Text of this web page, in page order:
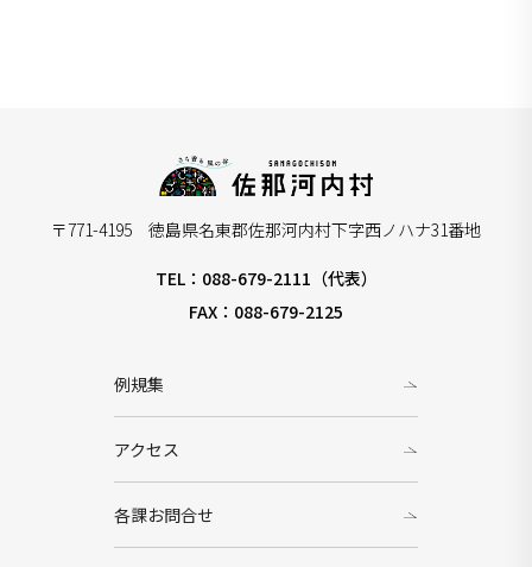
〒771-4195 徳島県名東郡佐那河内村下字西ノハナ31番地
TEL：088-679-2111（代表）
FAX：088-679-2125
例規集
アクセス
各課お問合せ